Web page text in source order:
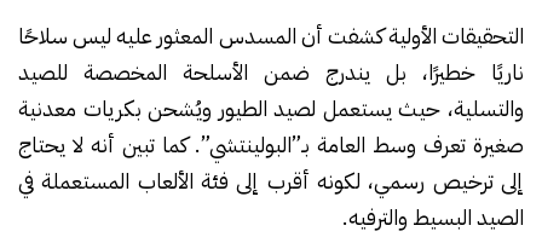
التحقيقات الأولية كشفت أن المسدس المعثور عليه ليس سلاحًا
ناريًا خطيرًا، بل يندرج ضمن الأسلحة المخصصة للصيد
والتسلية، حيث يستعمل لصيد الطيور ويُشحن بكريات معدنية
صغيرة تعرف وسط العامة بـ”البولينتشي”. كما تبين أنه لا يحتاج
إلى ترخيص رسمي، لكونه أقرب إلى فئة الألعاب المستعملة في
الصيد البسيط والترفيه.